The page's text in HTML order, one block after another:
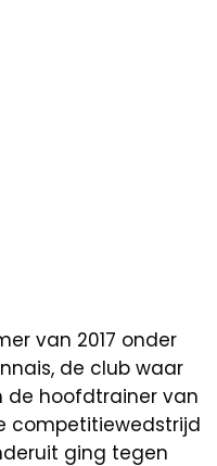
van 2017 onder
de club waar
de hoofdtrainer van
competitiewedstrijd
ging tegen